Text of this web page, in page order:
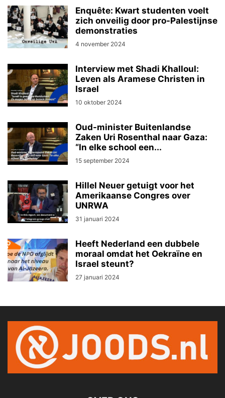
Enquête: Kwart studenten voelt
zich onveilig door pro-Palestijnse
demonstraties
4 november 2024
Interview met Shadi Khalloul:
Leven als Aramese Christen in
Israel
10 oktober 2024
Oud-minister Buitenlandse
Zaken Uri Rosenthal naar Gaza:
“In elke school een...
15 september 2024
Hillel Neuer getuigt voor het
Amerikaanse Congres over
UNRWA
31 januari 2024
Heeft Nederland een dubbele
moraal omdat het Oekraïne en
Israel steunt?
27 januari 2024